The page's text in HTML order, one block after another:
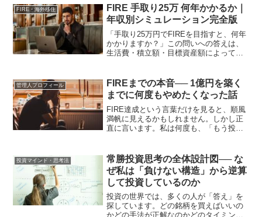
に・何かしらの商品を販売することで収
益を得る仕組みになってい...
FIRE・海外移住
FIRE 手取り25万 何年かかるか｜
年収別シミュレーション完全版
「手取り25万円でFIREを目指すと、何年
かかりますか？」この問いへの答えは、
生活費・積立額・目標資産額によって大
目標かどうかが分かります。私は手取り
15万円前後か...
管理人プロフィール
FIREまでの本音── 1億円を築く
までに何度もやめたくなった話
FIRE達成という言葉だけを見ると、順風
満帆に見えるかもしれません。しかし正
直に言います。私は何度も、「もう投資
資産1億円を超えていますが、そこまでの
道のりは、華やか...
投資マインド・思考法
常勝投資思考の全体設計図── な
ぜ私は「負けない構造」から逆算
して投資しているのか
投資の世界では、多くの人が「答え」を
探しています。どの銘柄を買えばいいの
かどの手法が正解なのかどのタイミング